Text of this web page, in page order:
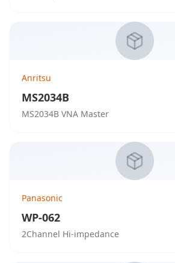
Anritsu
MS2034B
MS2034B VNA Master
Panasonic
WP-062
2Channel Hi-impedance